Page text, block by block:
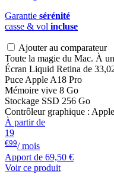
Garantie sérénité
casse & vol incluse
Ajouter au comparateur
Toute la magie du Mac. À
Écran Liquid Retina de
Puce Apple A18 Pro
Mémoire vive 8 Go
Stockage SSD 256 Go
Contrôleur graphique :
À partir de
19
€99/ mois
Apport de 69,50 €
Voir ce produit